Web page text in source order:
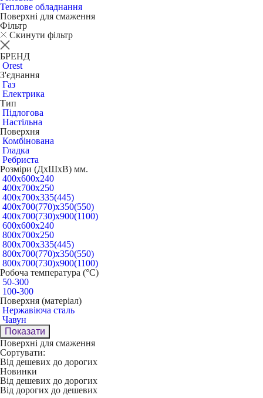
Теплове обладнання
Поверхні для смаження
Фільтр
Скинути фільтр
БРЕНД
Orest
З'єднання
Газ
Електрика
Тип
Підлогова
Настільна
Поверхня
Комбінована
Гладка
Ребриста
Розміри (ДхШхВ) мм.
400х600х240
400х700х250
400х700х335(445)
400х700(770)х350(550)
400х700(730)х900(1100)
600х600х240
800х700х250
800х700х335(445)
800х700(770)х350(550)
800х700(730)х900(1100)
Робоча температура (°C)
50-300
100-300
Поверхня (матеріал)
Нержавіюча сталь
Чавун
Показати
Поверхні для смаження
Сортувати:
Від дешевих до дорогих
Новинки
Від дешевих до дорогих
Від дорогих до дешевих